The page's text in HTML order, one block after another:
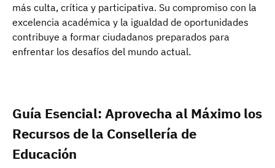
más culta, crítica y participativa. Su compromiso con la
excelencia académica y la igualdad de oportunidades
contribuye a formar ciudadanos preparados para
enfrentar los desafíos del mundo actual.
Guía Esencial: Aprovecha al Máximo los
Recursos de la Consellería de
Educación